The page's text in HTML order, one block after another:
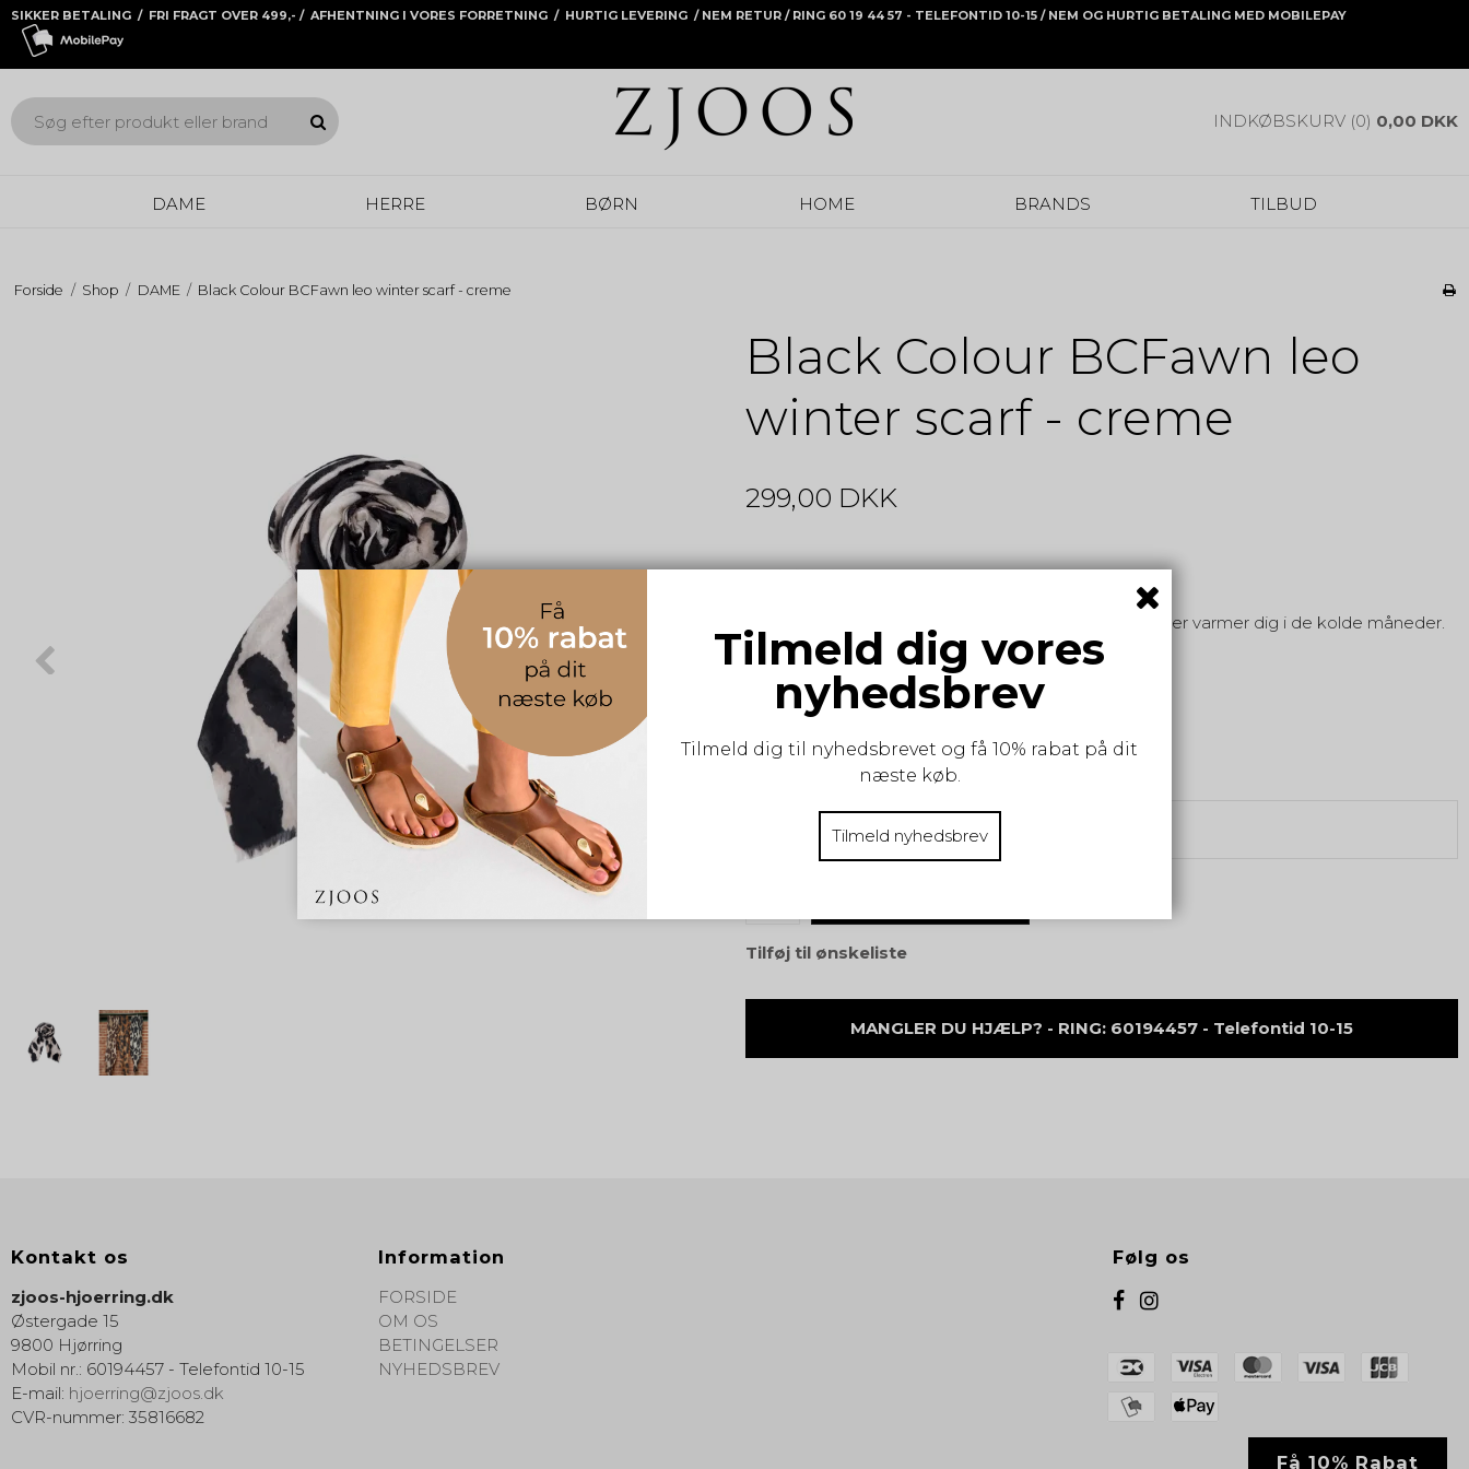
SIKKER BETALING / FRI FRAGT OVER 499,- / AFHENTNING I VORES FORRETNING / HURTIG LEVERING / NEM RETUR / RING 60 19 44 57 - TELEFONTID 10-15 / NEM OG HURTIG BETALING MED MOBILEPAY
INDKØBSKURV (0) 0,00 DKK
DAME HERRE BØRN HOME BRANDS TILBUD
Forside / Shop / DAME / Black Colour BCFawn leo winter scarf - creme
Black Colour BCFawn leo
winter scarf - creme
299,00 DKK
Lækkert og blødt vintertørklæde i leopardmønster, der varmer dig i de kolde måneder.
100% Akryl.
ONESIZE
Vælg størrelse
Tilføj til ønskeliste
MANGLER DU HJÆLP? - RING: 60194457 - Telefontid 10-15
Kontakt os
zjoos-hjoerring.dk
Østergade 15
9800 Hjørring
Mobil nr.: 60194457 - Telefontid 10-15
E-mail: hjoerring@zjoos.dk
CVR-nummer: 35816682
Information
FORSIDE
OM OS
BETINGELSER
NYHEDSBREV
Følg os
Tilmeld dig vores
nyhedsbrev
Tilmeld dig til nyhedsbrevet og få 10% rabat på dit
næste køb.
Tilmeld nyhedsbrev
Få 10% Rabat